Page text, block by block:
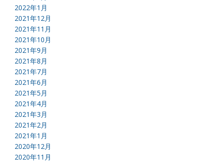
2022年1月
2021年12月
2021年11月
2021年10月
2021年9月
2021年8月
2021年7月
2021年6月
2021年5月
2021年4月
2021年3月
2021年2月
2021年1月
2020年12月
2020年11月